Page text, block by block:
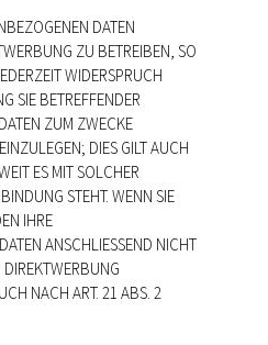
DATEN
ZU BETREIBEN, SO
WIDERSPRUCH
SIE BETREFFENDER
ZUM ZWECKE
DIES GILT AUCH
ES MIT SOLCHER
STEHT. WENN SIE
IHRE
ANSCHLIESSEND NICHT
NACH ART. 21 ABS. 2